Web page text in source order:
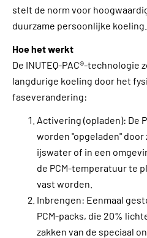
stelt de norm voor
duurzame persoonlijke koeling.
Hoe het werkt
De INUTEQ-PAC®-
langdurige koeling door het
faseverandering:
Activering (opladen): De
worden "opgeladen"
ijswater of in een
de PCM-temperatuur te
vast worden.
Inbrengen: Eenmaal
PCM-packs, die 20%
zakken van de speciaal